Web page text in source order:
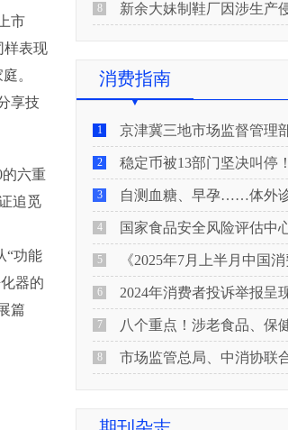
市
样表现
。
享技
六重
追觅
“功能
器的
篇
8 新余大妹制鞋厂因涉生产侵犯注册商
消费指南
1 京津冀三地市场监督管理部门联合发布
2 稳定币被13部门坚决叫停！3种常
3 自测血糖、早孕……体外诊断试剂科普
4 国家食品安全风险评估中心关于预防即食真空包装
5 《2025年7月上半月中国消费品领域电子电器行
6 2024年消费者投诉举报呈
7 八个重点！涉老食品、保健品虚
8 市场监管总局、中消协联合发布消费提示：关注检测